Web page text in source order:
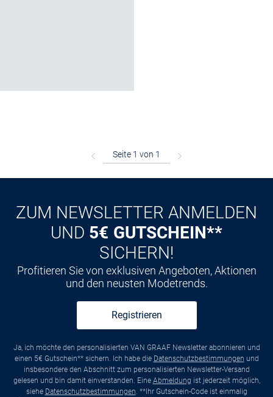
ZUM NEWSLETTER ANMELDEN
UND 5€ GUTSCHEIN**
SICHERN!
Profitieren Sie von exklusiven Angeboten, Aktionen
und den neusten Modetrends.
Registrieren
Ja, ich möchte den personalisierten VAN GRAAF Newsletter abonnieren und
einen 5€ Gutschein** sichern. Ich habe die Datenschutzbestimmungen und
insbesondere den Abschnitt zum personalisierten Newsletter-Versand
gelesen und bin damit einverstanden. Eine Abmeldung ist jederzeit möglich,
siehe Datenschutzbestimmungen . **Ihr Gutschein-Code ist einmalig